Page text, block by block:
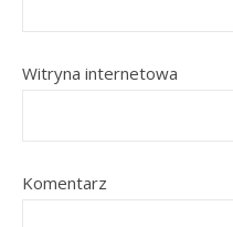
Witryna internetowa
Komentarz